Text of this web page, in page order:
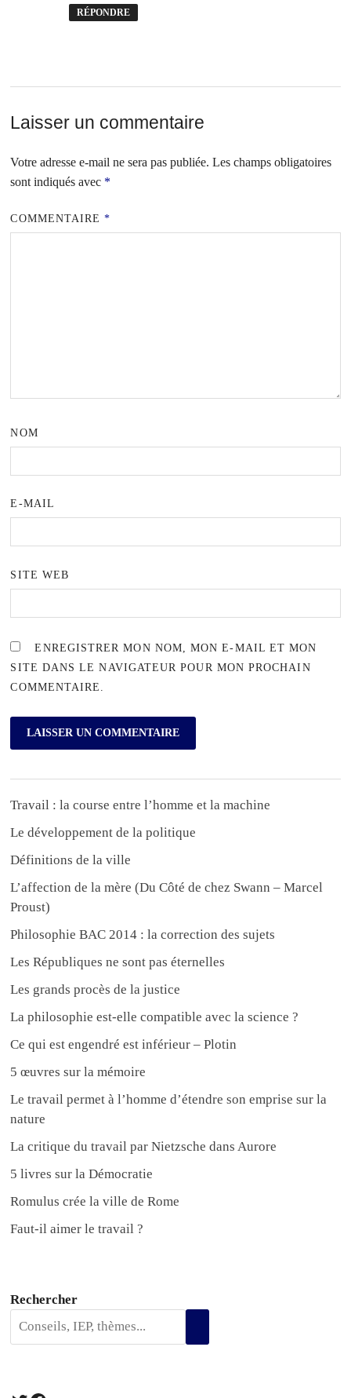
RÉPONDRE
Laisser un commentaire
Votre adresse e-mail ne sera pas publiée. Les champs obligatoires
sont indiqués avec *
COMMENTAIRE*
NOM
E-MAIL
SITE WEB
ENREGISTRER MON NOM, MON E-MAIL ET MON
SITE DANS LE NAVIGATEUR POUR MON PROCHAIN
COMMENTAIRE.
Travail : la course entre l’homme et la machine
Le développement de la politique
Définitions de la ville
L’affection de la mère (Du Côté de chez Swann – Marcel
Proust)
Philosophie BAC 2014 : la correction des sujets
Les Républiques ne sont pas éternelles
Les grands procès de la justice
La philosophie est-elle compatible avec la science ?
Ce qui est engendré est inférieur – Plotin
5 œuvres sur la mémoire
Le travail permet à l’homme d’étendre son emprise sur la
nature
La critique du travail par Nietzsche dans Aurore
5 livres sur la Démocratie
Romulus crée la ville de Rome
Faut-il aimer le travail ?
Rechercher